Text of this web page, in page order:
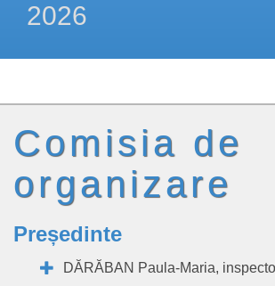
2026
Comisia de
organizare
Președinte
DĂRĂBAN Paula-Maria,